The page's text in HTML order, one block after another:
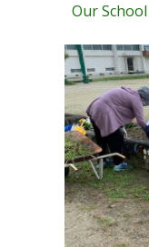
Our School